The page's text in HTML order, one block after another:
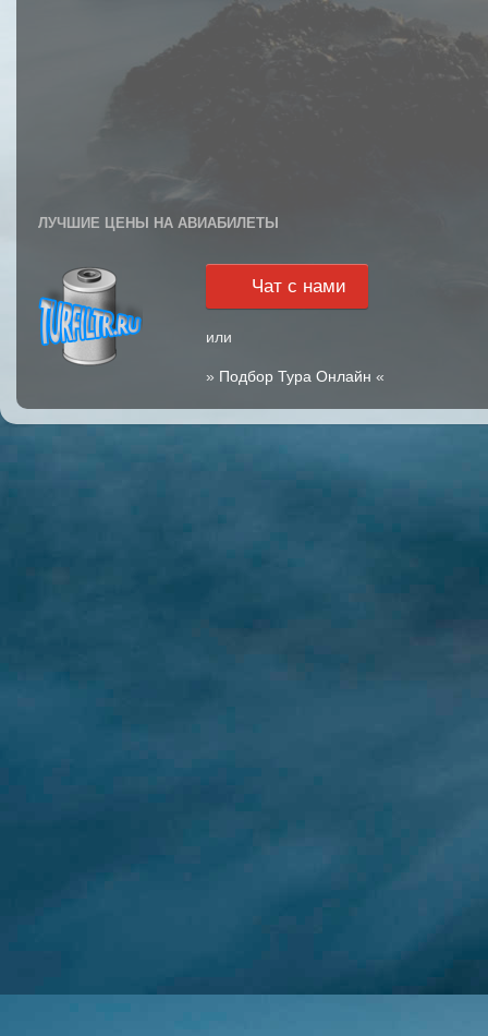
ЛУЧШИЕ ЦЕНЫ НА АВИАБИЛЕТЫ
Чат с нами
или
» Подбор Тура Онлайн «